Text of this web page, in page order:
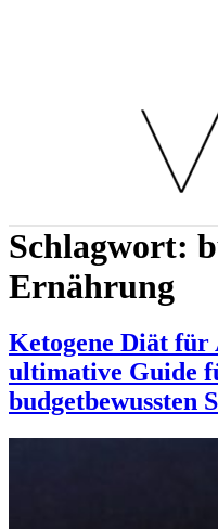
Schlagwort:
Ernährung
Ketogene Diät
ultimative Guide
budgetbewussten